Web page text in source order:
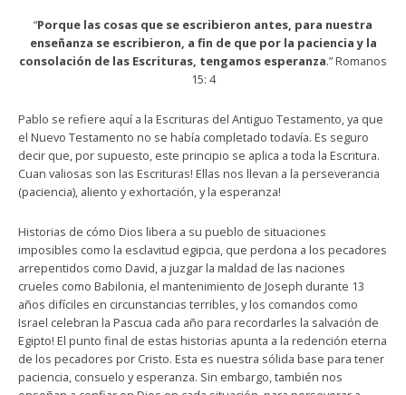
“Porque las cosas que se escribieron antes, para nuestra
enseñanza se escribieron, a fin de que por la paciencia y la
consolación de las Escrituras, tengamos esperanza.” Romanos
15: 4
Pablo se refiere aquí a la Escrituras del Antiguo Testamento, ya que
el Nuevo Testamento no se había completado todavía. Es seguro
decir que, por supuesto, este principio se aplica a toda la Escritura.
Cuan valiosas son las Escrituras! Ellas nos llevan a la perseverancia
(paciencia), aliento y exhortación, y la esperanza!
Historias de cómo Dios libera a su pueblo de situaciones
imposibles como la esclavitud egipcia, que perdona a los pecadores
arrepentidos como David, a juzgar la maldad de las naciones
crueles como Babilonia, el mantenimiento de Joseph durante 13
años difíciles en circunstancias terribles, y los comandos como
Israel celebran la Pascua cada año para recordarles la salvación de
Egipto! El punto final de estas historias apunta a la redención eterna
de los pecadores por Cristo. Esta es nuestra sólida base para tener
paciencia, consuelo y esperanza. Sin embargo, también nos